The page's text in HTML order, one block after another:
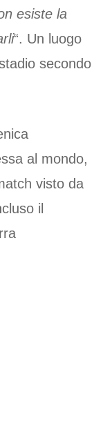
esiste la
“. Un luogo
secondo
al mondo,
visto da
il